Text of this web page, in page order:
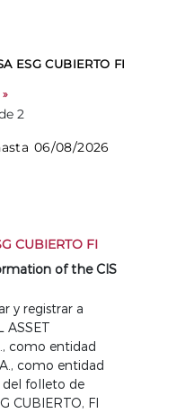
ESG CUBIERTO FI
»
2
06/08/2026
CUBIERTO FI
of the CIS
y registrar a
ASSET
como entidad
como entidad
del folleto de
CUBIERTO, FI